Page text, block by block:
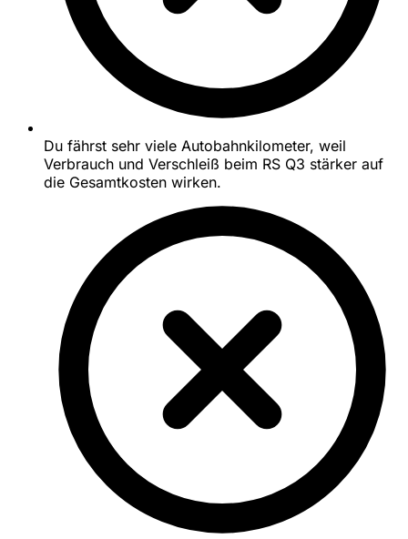
Du fährst sehr viele Autobahnkilometer, weil
Verbrauch und Verschleiß beim RS Q3 stärker auf
die Gesamtkosten wirken.